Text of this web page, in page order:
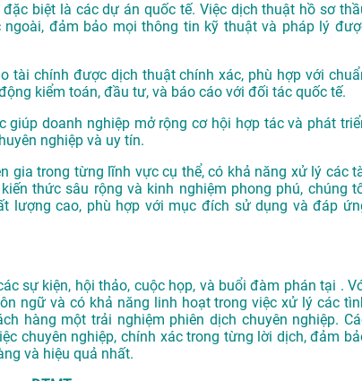
biệt là các dự án quốc tế. Việc dịch thuật hồ sơ
đảm bảo mọi thông tin kỹ thuật và pháp lý
tài chính được dịch thuật chính xác, phù hợp với
kiểm toán, đầu tư, và báo cáo với đối tác quốc tế.
doanh nghiệp mở rộng cơ hội hợp tác và phát
nghiệp và uy tín.
gia trong từng lĩnh vực cụ thể, có khả năng xử lý các
thức sâu rộng và kinh nghiệm phong phú, chúng
lượng cao, phù hợp với mục đích sử dụng và đáp
sự kiện, hội thảo, cuộc họp, và buổi đàm phán tại .
ngữ và có khả năng linh hoạt trong việc xử lý các
hàng một trải nghiệm phiên dịch chuyên nghiệp.
chuyên nghiệp, chính xác trong từng lời dịch, đảm
và hiệu quả nhất.